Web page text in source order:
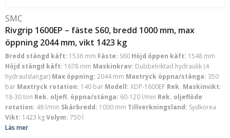
SMC
Rivgrip 1600EP – fäste S60, bredd 1000 mm, max
öppning 2044 mm, vikt 1423 kg
Bredd stängd käft: 1536 mm Fäste: S60 Höjd öppen käft: 1548 mm
Höjd stängd käft: 1678 mm Maskinkrav: Dubbelriktad hydraulik (4
hydraulslangar) Max öppning: 2044 mm Maxtryck öppna/stänga: 350
bar Maxtryck rotation: 140 bar Modell: XDP-1600EP Rek. Maskinvikt:
18-30 ton Rek. oljefl. öppna/stänga: 60-120 l/min Rek. oljeflöde
rotation: 48 l/min Skärbredd: 1000 mm Tillverkningsland: Sydkorea
Vikt: 1423 kgVolym: 750 l
Läs mer